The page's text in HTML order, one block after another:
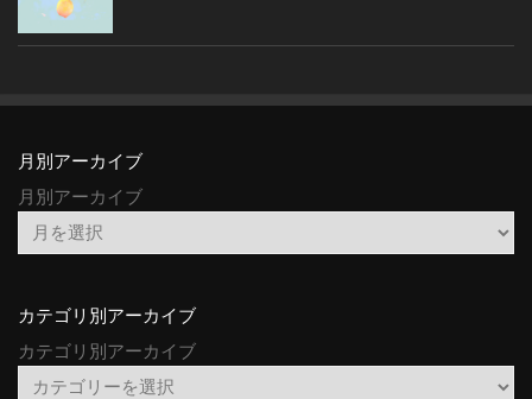
月別アーカイブ
月別アーカイブ
カテゴリ別アーカイブ
カテゴリ別アーカイブ